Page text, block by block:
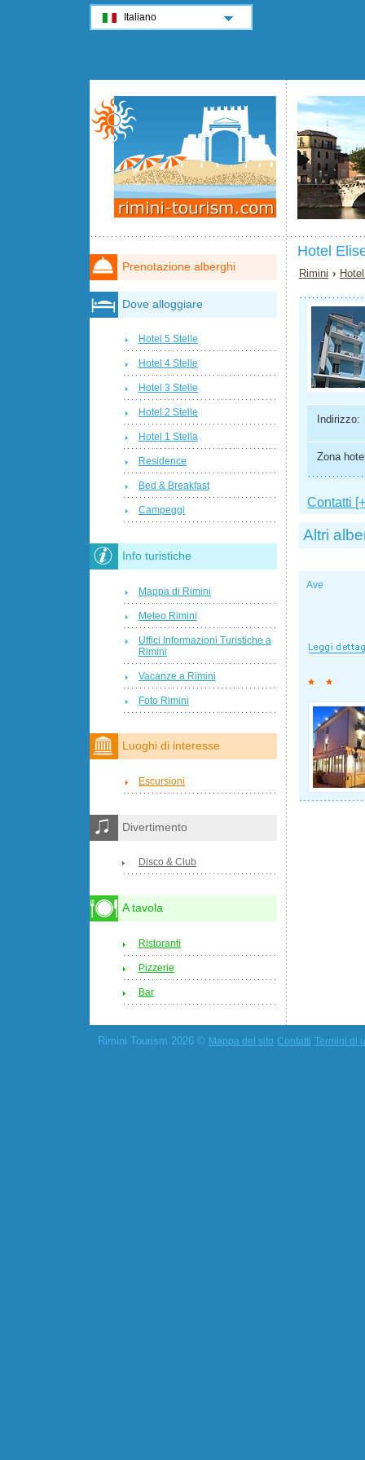
Hotel
Rimini ›
Indirizzo:
Zona
Contatti
Altri
Ave
Prenotazione alberghi
Dove alloggiare
Hotel 5 Stelle
Hotel 4 Stelle
Hotel 3 Stelle
Hotel 2 Stelle
Hotel 1 Stella
Residence
Bed & Breakfast
Campeggi
Info turistiche
Mappa di Rimini
Meteo Rimini
Uffici Informazioni Turistiche a
Rimini
Vacanze a Rimini
Foto Rimini
Luoghi di interesse
Escursioni
Divertimento
Disco & Club
A tavola
Ristoranti
Pizzerie
Bar
Rimini Tourism 2026 © Mappa del sito Contatti Termini di
Italiano